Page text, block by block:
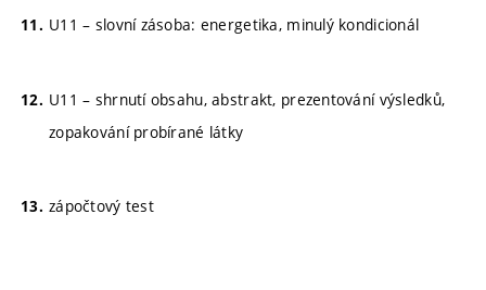
U11 – slovní zásoba: energetika, minulý kondicionál
U11 – shrnutí obsahu, abstrakt, prezentování výsledků,
zopakování probírané látky
zápočtový test